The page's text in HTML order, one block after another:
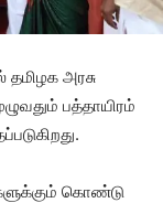
அரசு
பத்தாயிரம்
கொண்டு